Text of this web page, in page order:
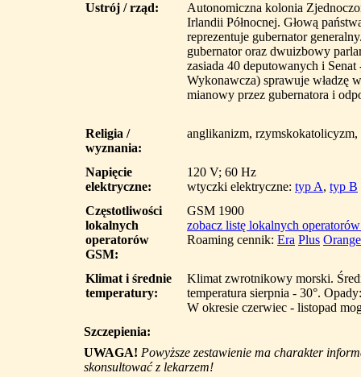
Ustrój / rząd:
Autonomiczna kolonia
Irlandii Północnej. Głową
reprezentuje gubernator
gubernator oraz dwuizbowy
zasiada 40 deputowanych i
Wykonawcza) sprawuje władzę
mianowy przez gubernatora i
Religia /
wyznania:
anglikanizm, rzymskokatolicyzm,
Napięcie
elektryczne:
120 V; 60 Hz
wtyczki elektryczne: typ A, typ B
Częstotliwości
lokalnych
operatorów
GSM:
GSM 1900
zobacz listę lokalnych
Roaming cennik: Era Plus Orange
Klimat i średnie
temperatury:
Klimat zwrotnikowy morski.
temperatura sierpnia - 30°.
W okresie czerwiec - listopad
Szczepienia:
UWAGA! Powyższe zestawienie ma charakter
skonsultować z lekarzem!